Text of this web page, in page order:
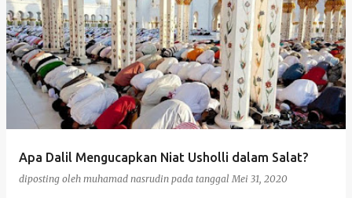
Apa Dalil Mengucapkan Niat Usholli dalam Salat?
diposting oleh muhamad nasrudin pada tanggalMei 31, 2020